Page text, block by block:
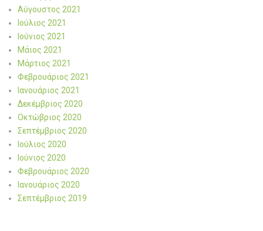
Αύγουστος 2021
Ιούλιος 2021
Ιούνιος 2021
Μάιος 2021
Μάρτιος 2021
Φεβρουάριος 2021
Ιανουάριος 2021
Δεκέμβριος 2020
Οκτώβριος 2020
Σεπτέμβριος 2020
Ιούλιος 2020
Ιούνιος 2020
Φεβρουάριος 2020
Ιανουάριος 2020
Σεπτέμβριος 2019